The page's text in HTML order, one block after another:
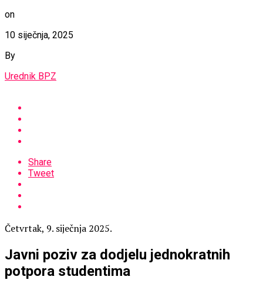
on
10 siječnja, 2025
By
Urednik BPZ
Share
Tweet
Četvrtak, 9. siječnja 2025.
Javni poziv za dodjelu jednokratnih
potpora studentima